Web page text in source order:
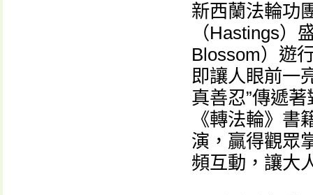
新西蘭法輪功
（Hastings）
Blossom）遊
即讓人眼前一
真善忍”傳遞
《轉法輪》
演，贏得觀眾
頻互動，讓大